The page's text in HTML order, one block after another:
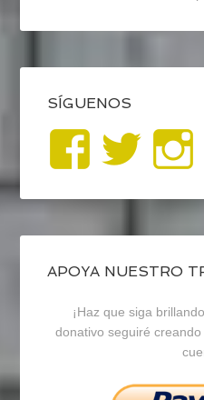
SÍGUENOS
Ver
perfil
de
en
de
en
APOYA NUESTRO
¡Haz que siga
donativo seguiré